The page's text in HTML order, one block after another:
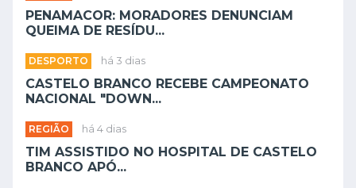
PENAMACOR: MORADORES DENUNCIAM
QUEIMA DE RESÍDU...
DESPORTO há 3 dias
CASTELO BRANCO RECEBE CAMPEONATO
NACIONAL "DOWN...
REGIÃO há 4 dias
TIM ASSISTIDO NO HOSPITAL DE CASTELO
BRANCO APÓ...